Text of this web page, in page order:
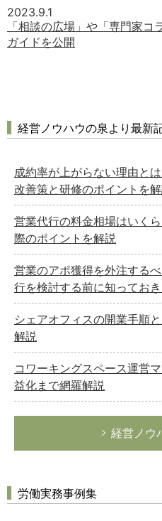
2023.9.1
「相談の広場」や「専門家
ガイドを公開
経営ノウハウの泉より最新
成約率が上がらない理由と
改善策と研修のポイントを
営業代行の料金相場はいく
際のポイントを解説
営業のアポ獲得を外注する
行を検討する前に知ってお
シェアオフィスの開業手順
解説
コワーキングスペース運営
益化まで網羅解説
経営ノウ
労働実務事例集